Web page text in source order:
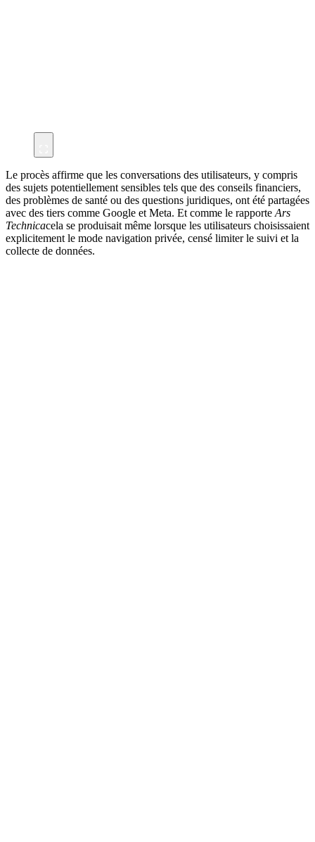
Le procès affirme que les conversations des utilisateurs, y compris
des sujets potentiellement sensibles tels que des conseils financiers,
des problèmes de santé ou des questions juridiques, ont été partagées
avec des tiers comme Google et Meta. Et comme le rapporte Ars
Technicacela se produisait même lorsque les utilisateurs choisissaient
explicitement le mode navigation privée, censé limiter le suivi et la
collecte de données.